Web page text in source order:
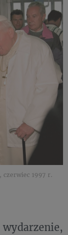
czerwiec 1997 r.